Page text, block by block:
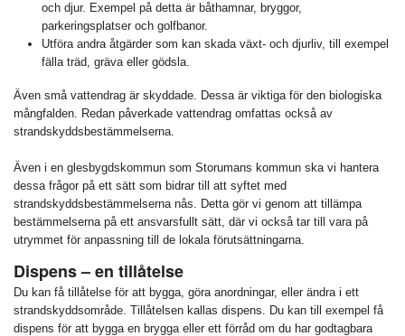
och djur. Exempel på detta är båthamnar, bryggor,
parkeringsplatser och golfbanor.
Utföra andra åtgärder som kan skada växt- och djurliv, till exempel
fälla träd, gräva eller gödsla.
Även små vattendrag är skyddade. Dessa är viktiga för den biologiska
mångfalden. Redan påverkade vattendrag omfattas också av
strandskyddsbestämmelserna.
Även i en glesbygdskommun som Storumans kommun ska vi hantera
dessa frågor på ett sätt som bidrar till att syftet med
strandskyddsbestämmelserna nås. Detta gör vi genom att tillämpa
bestämmelserna på ett ansvarsfullt sätt, där vi också tar till vara på
utrymmet för anpassning till de lokala förutsättningarna.
Dispens – en tillåtelse
Du kan få tillåtelse för att bygga, göra anordningar, eller ändra i ett
strandskyddsområde. Tillåtelsen kallas dispens. Du kan till exempel få
dispens för att bygga en brygga eller ett förråd om du har godtagbara